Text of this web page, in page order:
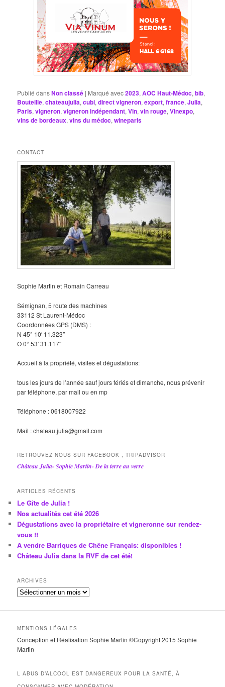
Publié dansNon classé | Marqué avec2023,AOC Haut-Médoc,bib,
Bouteille,chateaujulia,cubi,direct vigneron,export,france,Julia,
Paris,vigneron,vigneron indépendant,Vin,vin rouge,Vinexpo,
vins de bordeaux,vins du médoc,wineparis
CONTACT
Sophie Martin et Romain Carreau
Sémignan, 5 route des machines
33112 St Laurent-Médoc
Coordonnées GPS (DMS) :
N 45° 10′ 11.323″
O 0° 53′ 31.117″
Accueil à la propriété, visites et dégustations:
tous les jours de l’année sauf jours fériés et dimanche, nous prévenir
par téléphone, par mail ou en mp
Téléphone : 0618007922
Mail : chateau.julia@gmail.com
RETROUVEZ NOUS SUR FACEBOOK , TRIPADVISOR
Château Julia- Sophie Martin- De la terre au verre
ARTICLES RÉCENTS
Le Gîte de Julia !
Nos actualités cet été 2026
Dégustations avec la propriétaire et vigneronne sur rendez-
vous !!
A vendre Barriques de Chêne Français: disponibles !
Château Julia dans la RVF de cet été!
ARCHIVES
A
c
i
v
e
MENTIONS LÉGALES
Conception et Réalisation Sophie Martin ©Copyright 2015 Sophie
Martin
L ABUS D’ALCOOL EST DANGEREUX POUR LA SANTÉ, À